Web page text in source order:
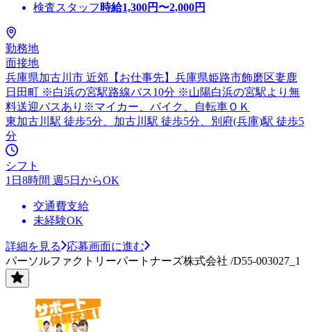
検査スタッフ 時給1,300円〜2,000円
勤務地
面接地
兵庫県加古川市 近郊【お仕事先】兵庫県姫路市飾磨区妻鹿
日田町 ※白浜の宮駅路線バス10分 ※山陽白浜の宮駅より無
料送迎バスあり※マイカー、バイク、自転車ＯＫ
東加古川駅 徒歩5分、加古川駅 徒歩5分、別府(兵庫)駅 徒歩5
分
シフト
1日8時間 週5日からOK
交通費支給
未経験OK
詳細を見る
応募画面に進む
パーソルファクトリーパートナーズ株式会社 /D55-003027_1